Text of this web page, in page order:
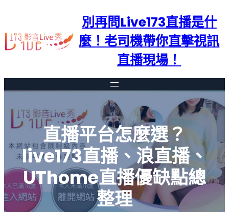
主
要
別再問Live173直播是什
麼！老司機帶你直擊視訊
直播現場！
直播平台怎麼選？
live173直播、浪直播、
UThome直播優缺點總
整理